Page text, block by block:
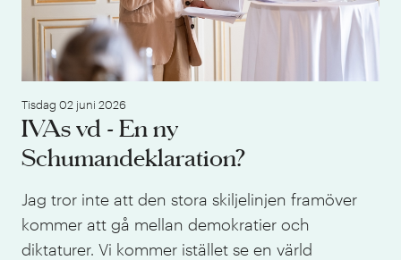
Tisdag 02 juni 2026
IVAs vd - En ny
Schumandeklaration?
Jag tror inte att den stora skiljelinjen framöver
kommer att gå mellan demokratier och
diktaturer. Vi kommer istället se en värld